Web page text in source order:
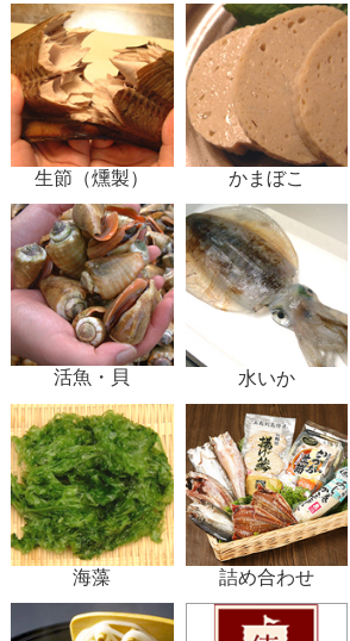
生節（燻製） かまぼこ
活魚・貝 水いか
海藻 詰め合わせ